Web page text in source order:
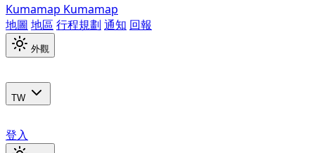
Kumamap Kumamap
地圖 地區 行程規劃 通知 回報
外觀
TW
登入